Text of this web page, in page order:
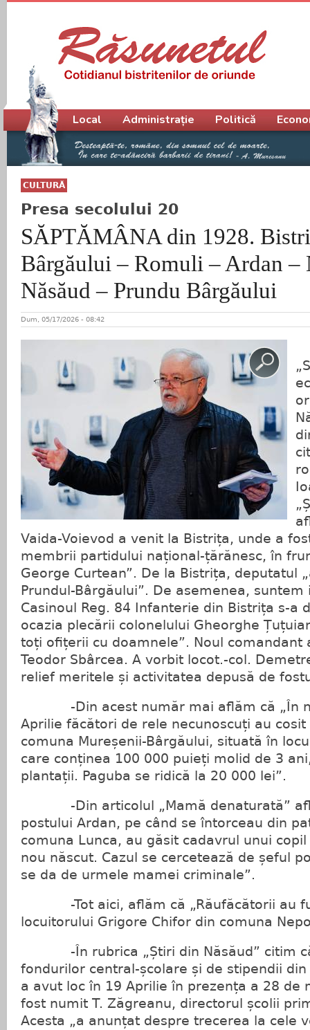
CULTURĂ
Presa secolului 20
SĂPTĂMÂNA din 1928.
Bârgăului – Romuli – Ardan –
Năsăud – Prundu Bârgăului
Dum, 05/17/2026 - 08:42
Vaida-Voievod a venit la Bistrița, unde a
membrii partidului național-țărănesc, în
George Curtean”. De la Bistrița, deputatul
Prundul-Bârgăului”. De asemenea,
Casinoul Reg. 84 Infanterie din Bistrița s-a
ocazia plecării colonelului Gheorghe
toți ofițerii cu doamnele”. Noul comandant
Teodor Sbârcea. A vorbit locot.-col.
relief meritele și activitatea depusă de
-Din acest număr mai aflăm că „În
Aprilie făcători de rele necunoscuți au
comuna Mureșenii-Bârgăului, situată în
care conținea 100 000 puieți molid de 3
plantații. Paguba se ridică la 20 000 lei”.
-Din articolul „Mamă denaturată”
postului Ardan, pe când se întorceau din
comuna Lunca, au găsit cadavrul unui
nou născut. Cazul se cercetează de șeful
se da de urmele mamei criminale”.
-Tot aici, aflăm că „Răufăcătorii au
locuitorului Grigore Chifor din comuna
-În rubrica „Știri din Năsăud” citim că
fondurilor central-școlare și de stipendii
a avut loc în 19 Aprilie în prezența a 28 de
fost numit T. Zăgreanu, directorul școlii
Acesta „a anunțat despre trecerea la cele
Meniu principal
Local Administrație Politică